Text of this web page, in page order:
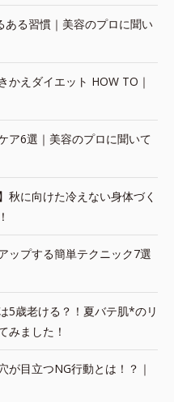
ある習慣｜美容のプロに聞い
かえダイエット HOW TO｜
ア6選｜美容のプロに聞いて
秋に向けた冷えない身体づく
ップする簡単テクニック7選
5歳老ける？！夏バテ肌*のリ
みました！
が目立つNG行動とは！？｜